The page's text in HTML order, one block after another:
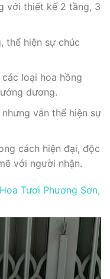
với thiết kế 2 tầng, 3
thể hiện sự chúc
loại hoa hồng
dương.
vẫn thể hiện sự
cách hiện đại, độc
với người nhận.
Tươi Phương Sơn,